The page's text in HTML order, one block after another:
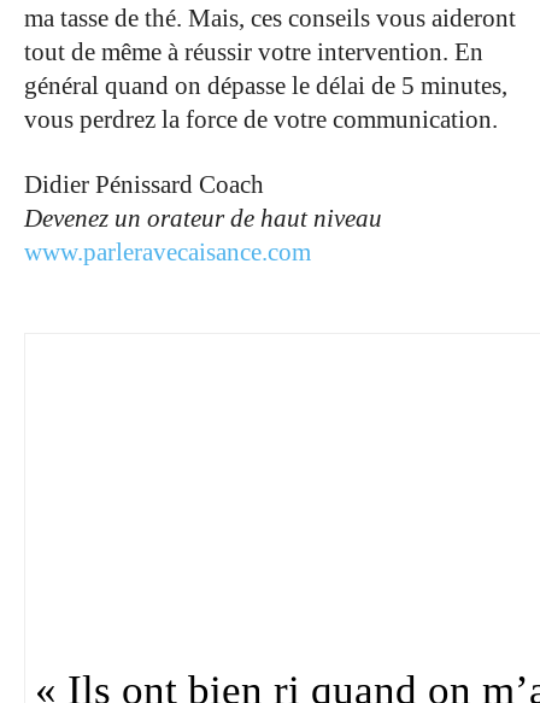
ma tasse de thé. Mais, ces conseils vous aideront
tout de même à réussir votre intervention. En
général quand on dépasse le délai de 5 minutes,
vous perdrez la force de votre communication.
Didier Pénissard Coach
Devenez un orateur de haut niveau
www.parleravecaisance.com
« Ils ont bien ri quand on